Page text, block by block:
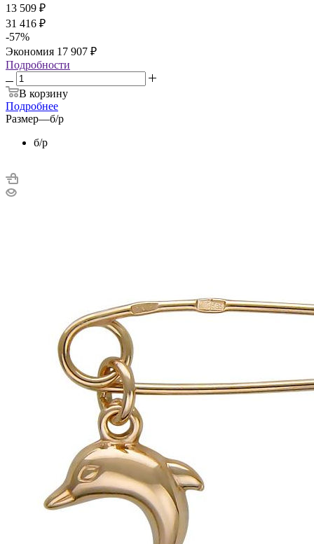
13 509 ₽
31 416 ₽
-57%
Экономия 17 907 ₽
Подробности
В корзину
Подробнее
Размер—б/р
б/р